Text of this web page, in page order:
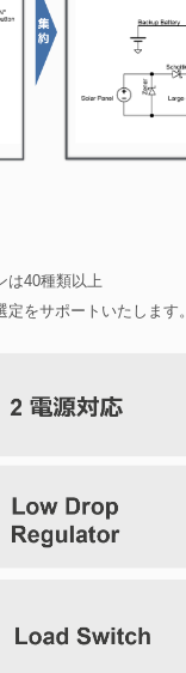
は40種類以上
定をサポートいたします